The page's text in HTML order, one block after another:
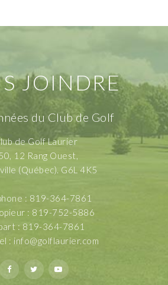
JOINDRE
du Club de Golf
de Golf Laurier
12 Rang Ouest,
(Québec). G6L 4K5
: 819-364-7861
: 819-752-5886
: 819-364-7861
: info@golflaurier.com